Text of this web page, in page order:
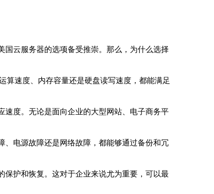
云服务器的选项备受推崇。那么，为什么选择
算速度、内存容量还是硬盘读写速度，都能满足
速度。无论是面向企业的大型网站、电子商务平
电源故障还是网络故障，都能够通过备份和冗
护和恢复。这对于企业来说尤为重要，可以最